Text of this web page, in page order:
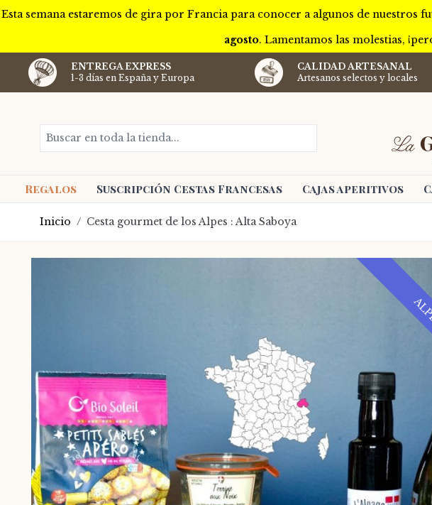
Esta semana estaremos de gira por Francia para conocer a algunos de nuestros
agosto. Lamentamos las molestias,
ENTREGA EXPRESS
1-3 días en España y Europa
CALIDAD ARTESANAL
Artesanos selectos y locales
Buscar en toda la tienda...
Regalos Suscripción Cestas Francesas Cajas aperitivos
Inicio / Cesta gourmet de los Alpes : Alta Saboya